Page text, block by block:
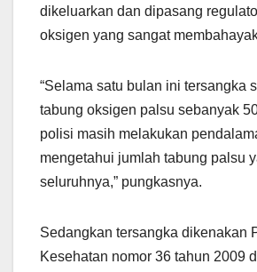
dikeluarkan dan dipasang
oksigen yang sangat
“Selama satu bulan ini tersangka
tabung oksigen palsu sebanyak
polisi masih melakukan
mengetahui jumlah tabung palsu
seluruhnya,” pungkasnya.
Sedangkan tersangka dikenakan
Kesehatan nomor 36 tahun 2009